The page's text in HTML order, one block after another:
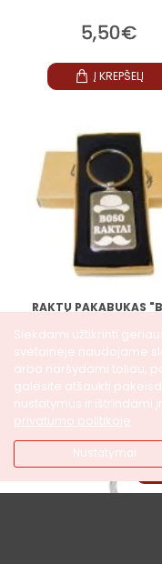
Siekdami užtikrinti
svetainėje naudojame
arba naršydami toliau,
galėsite atšaukti
nustatymus ir ištrindami
privatumo politikoje
Nustatymai
5,50€
Į KREPŠELĮ
RAKTŲ PAKABUKAS
5,50€
Į KREPŠELĮ